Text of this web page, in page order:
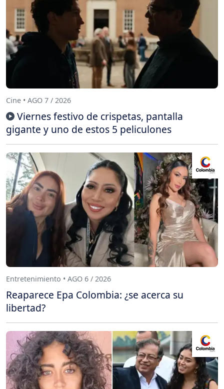
Cine • AGO 7 / 2026
Viernes festivo de crispetas, pantalla
gigante y uno de estos 5 peliculones
Entretenimiento • AGO 6 / 2026
Reaparece Epa Colombia: ¿se acerca su
libertad?